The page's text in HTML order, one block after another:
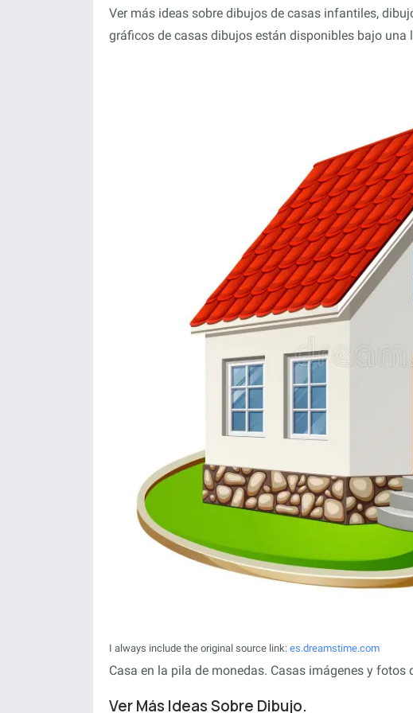
Ver más ideas sobre dibujos de casas infantiles,
gráficos de casas dibujos están disponibles bajo una
I always include the original source link: es.dreamstime.com
Casa en la pila de monedas. Casas imágenes y fotos
Ver Más Ideas Sobre Dibujo.